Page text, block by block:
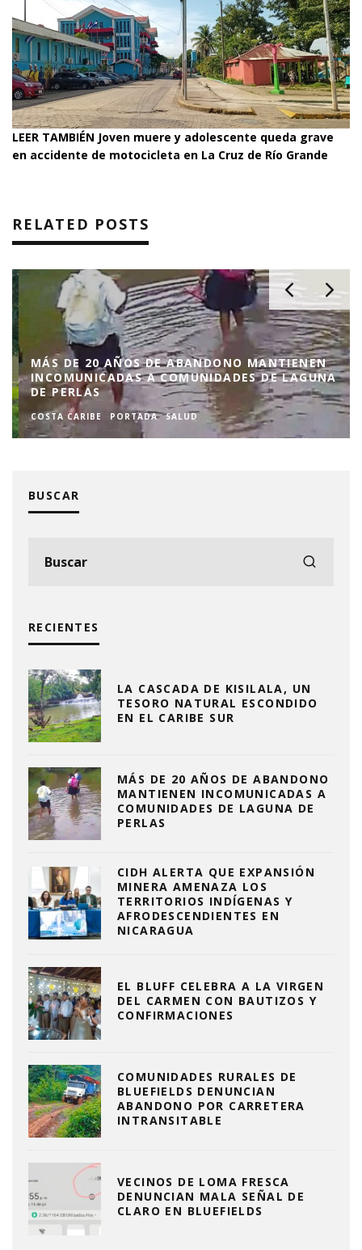
LEER TAMBIÉN Joven muere y adolescente queda grave
en accidente de motocicleta en La Cruz de Río Grande
RELATED POSTS
MÁS DE 20 AÑOS DE ABANDONO MANTIENEN
INCOMUNICADAS A COMUNIDADES DE LAGUNA
DE PERLAS
COSTA CARIBE PORTADA SALUD
BUSCAR
RECIENTES
LA CASCADA DE KISILALA, UN
TESORO NATURAL ESCONDIDO
EN EL CARIBE SUR
MÁS DE 20 AÑOS DE ABANDONO
MANTIENEN INCOMUNICADAS A
COMUNIDADES DE LAGUNA DE
PERLAS
CIDH ALERTA QUE EXPANSIÓN
MINERA AMENAZA LOS
TERRITORIOS INDÍGENAS Y
AFRODESCENDIENTES EN
NICARAGUA
EL BLUFF CELEBRA A LA VIRGEN
DEL CARMEN CON BAUTIZOS Y
CONFIRMACIONES
COMUNIDADES RURALES DE
BLUEFIELDS DENUNCIAN
ABANDONO POR CARRETERA
INTRANSITABLE
VECINOS DE LOMA FRESCA
DENUNCIAN MALA SEÑAL DE
CLARO EN BLUEFIELDS